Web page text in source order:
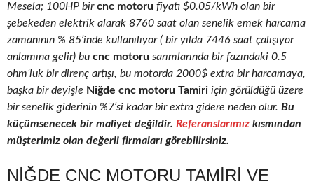
Mesela; 100HP bircnc motoru fiyatı $0.05/kWh olan bir
şebekeden elektrik alarak 8760 saat olan senelik emek harcama
zamanının % 85’inde kullanılıyor ( bir yılda 7446 saat çalışıyor
anlamına gelir) bu cnc motoru sarımlarında bir fazındaki 0.5
ohm’luk bir direnç artışı, bu motorda 2000$ extra bir harcamaya,
başka bir deyişle Niğde cnc motoru Tamiri için görüldüğü üzere
bir senelik giderinin %7’si kadar bir extra gidere neden olur. Bu
küçümsenecek bir maliyet değildir. Referanslarımız kısmından
müşterimiz olan değerli firmaları görebilirsiniz.
NIĞDE CNC MOTORU TAMIRI VE